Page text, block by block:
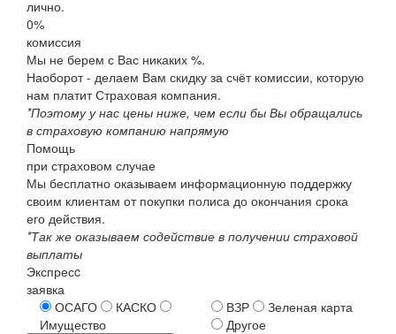
лично.
0%
комиссия
Мы не берем с Вас никаких %.
Наоборот - делаем Вам скидку за счёт комиссии, которую
нам платит Страховая компания.
*Поэтому у нас цены ниже, чем если бы Вы обращались
в страховую компанию напрямую
Помощь
при страховом случае
Мы бесплатно оказываем информационную поддержку
своим клиентам от покупки полиса до окончания срока
его действия.
*Так же оказываем содействие в получении страховой
выплаты
Экспресc
заявка
ОСАГО
КАСКО
Имущество
ВЗР
Зеленая карта
Другое